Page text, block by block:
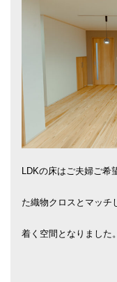
LDKの床はご夫婦ご希
た織物クロスとマッチ
着く空間となりました。